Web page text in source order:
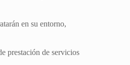
en su entorno,
prestación de servicios